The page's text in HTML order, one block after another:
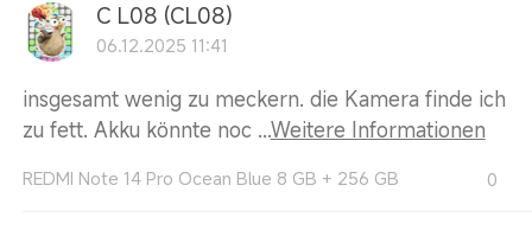
C L08 (CL08)
06.12.2025 11:41
insgesamt wenig zu meckern. die Kamera finde ich
zu fett. Akku könnte noc ...Weitere Informationen
REDMI Note 14 Pro Ocean Blue 8 GB + 256 GB 0